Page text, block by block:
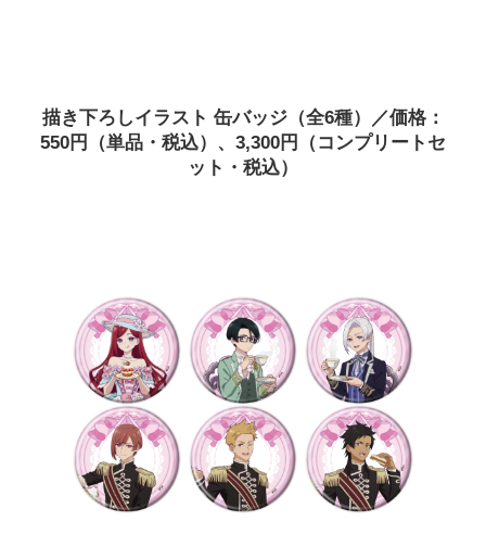
描き下ろしイラスト 缶バッジ（全6種）／価格：
550円（単品・税込）、3,300円（コンプリートセ
ット・税込）